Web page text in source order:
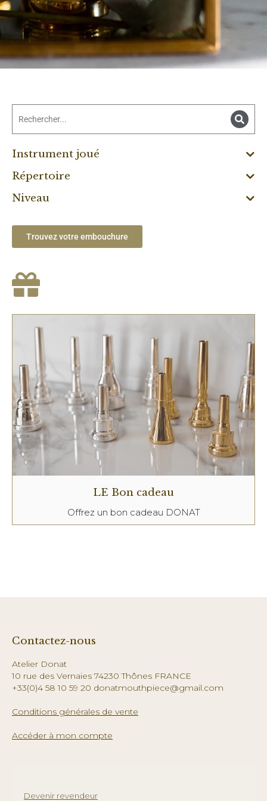
Instrument joué
Répertoire
Niveau
Trouvez votre embouchure
LE Bon cadeau
Offrez un bon cadeau DONAT
Contactez-nous
Atelier Donat
10 rue des Vernaies 74230 Thônes FRANCE
+33(0)4 58 10 59 20 donatmouthpiece@gmail.com
Conditions générales de vente
Accéder à mon compte
Devenir revendeur